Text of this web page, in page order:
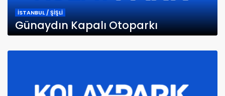
İSTANBUL / ŞİŞLİ
Günaydın Kapalı Otoparkı